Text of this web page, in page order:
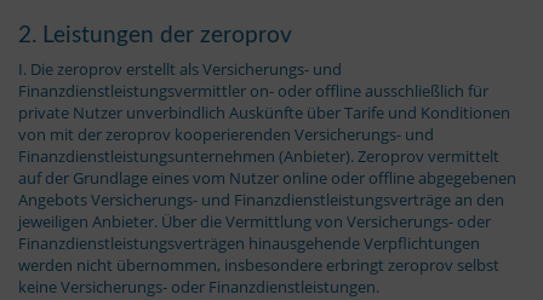
2. Leistungen der zeroprov
I. Die zeroprov erstellt als Versicherungs- und
Finanzdienstleistungsvermittler on- oder offline ausschließlich für
private Nutzer unverbindlich Auskünfte über Tarife und Konditionen
von mit der zeroprov kooperierenden Versicherungs- und
Finanzdienstleistungsunternehmen (Anbieter). Zeroprov vermittelt
auf der Grundlage eines vom Nutzer online oder offline abgegebenen
Angebots Versicherungs- und Finanzdienstleistungsverträge an den
jeweiligen Anbieter. Über die Vermittlung von Versicherungs- oder
Finanzdienstleistungsverträgen hinausgehende Verpflichtungen
werden nicht übernommen, insbesondere erbringt zeroprov selbst
keine Versicherungs- oder Finanzdienstleistungen.